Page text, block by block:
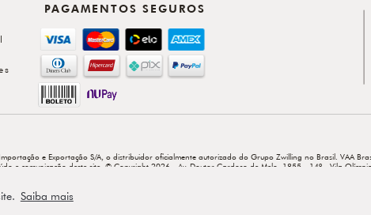
Saiba mais
PAGAMENTOS SEGUROS
e Exportação S/A, o distribuidor oficialmente autorizado do Grupo Zwilling no Brasil. VAA
e comunicação deste site. © Copyright 2026 - Av. Doutor Cardoso de Melo, 1855 - 14º - Vila